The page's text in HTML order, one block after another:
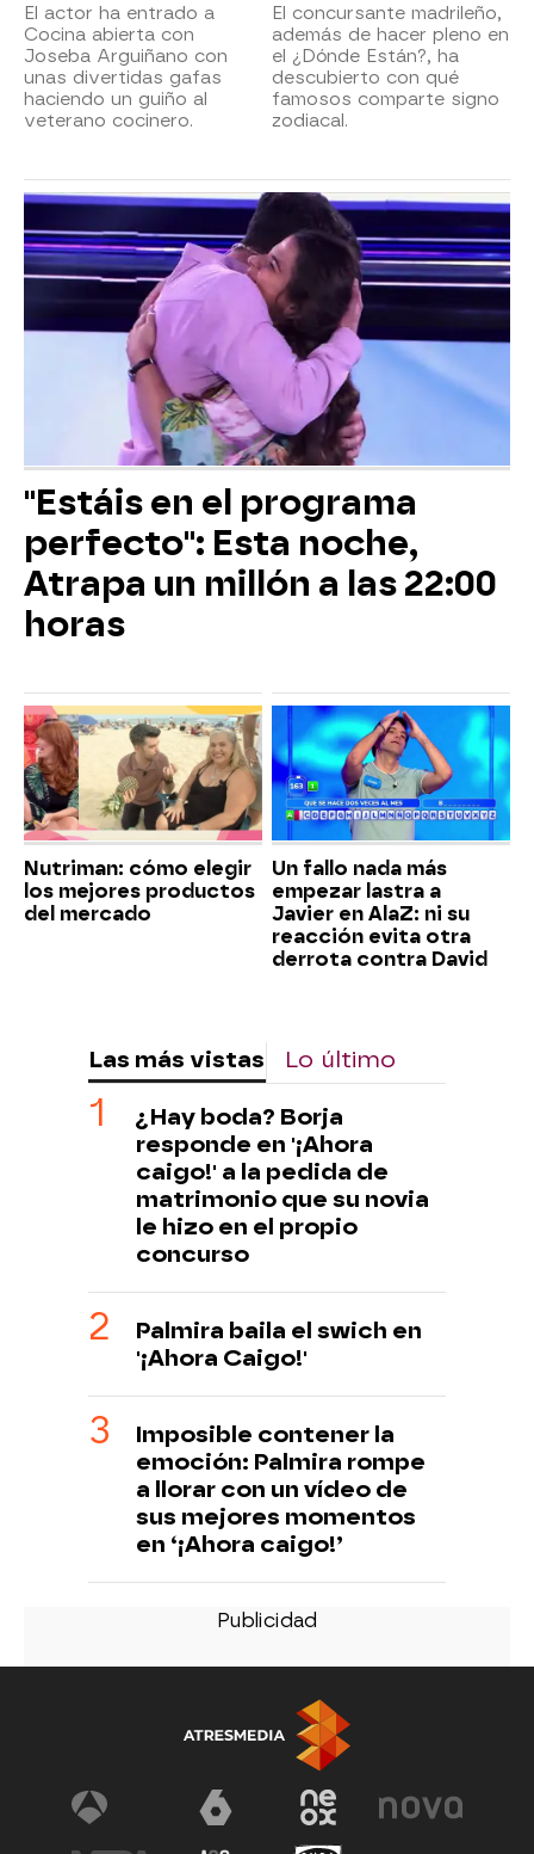
El actor ha entrado a
Cocina abierta con
Joseba Arguiñano con
unas divertidas gafas
haciendo un guiño al
veterano cocinero.
El concursante madrileño,
además de hacer pleno en
el ¿Dónde Están?, ha
descubierto con qué
famosos comparte signo
zodiacal.
"Estáis en el programa
perfecto": Esta noche,
Atrapa un millón a las 22:00
horas
Nutriman: cómo elegir
los mejores productos
del mercado
Un fallo nada más
empezar lastra a
Javier en AlaZ: ni su
reacción evita otra
derrota contra David
Las más vistas Lo último
¿Hay boda? Borja
responde en '¡Ahora
caigo!' a la pedida de
matrimonio que su novia
le hizo en el propio
concurso
Palmira baila el swich en
'¡Ahora Caigo!'
Imposible contener la
emoción: Palmira rompe
a llorar con un vídeo de
sus mejores momentos
en ‘¡Ahora caigo!’